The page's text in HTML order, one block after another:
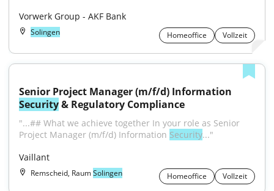
Vorwerk Group - AKF Bank
Solingen Homeoffice Vollzeit
Security & Regulatory Compliance
"...## What we achieve together In your role as Senior
Project Manager (m/f/d) Information Security..."
Vaillant
Remscheid, RaumSolingen Homeoffice Vollzeit